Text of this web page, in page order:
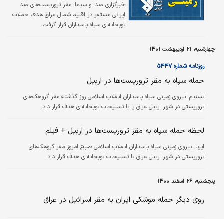
خبرگزاری صدا و سیما: مقر تروریست‌های ضد
ایرانی مستقر در اقلیم شمال عراق هدف حملات
توپخانه‌ای سپاه پاسداران قرار گرفت.
چهارشنبه، ۲۱ اردیبهشت ۱۴۰۱
روزنامه شماره ۵۴۴۷
حمله سپاه به مقر تروریست‏‌ها در اربیل
تسنيم: نیروی زمینی سپاه پاسداران انقلاب اسلامی روز گذشته مقر گروهک‏‌های
تروریستی در شهر اربیل عراق را با تسلیحات توپخانه‏‌ای هدف قرار داد.
لحظه حمله سپاه به مقر تروریست‌ها در اربیل + فیلم
ایرنا: نیروی زمینی سپاه پاسداران انقلاب اسلامی صبح امروز مقر گروهک‌های
تروریستی در شهر اربیل عراق با تسلیحات توپخانه‌ای هدف قرار داد.
پنجشنبه، ۲۶ اسفند ۱۴۰۰
روی دیگر حمله موشکی ایران به مقر اسرائیل در عراق